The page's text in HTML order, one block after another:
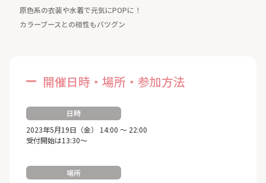
原色系の衣装や水着で元気にPOPに！
カラーブースとの相性もバツグン
開催日時・場所・参加方法
日時
2023年5月19日（金） 14:00 ～ 22:00
受付開始は13:30～
場所